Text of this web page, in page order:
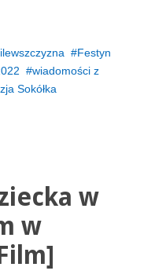
Festyn
wiadomości z
Sokółka
w
w